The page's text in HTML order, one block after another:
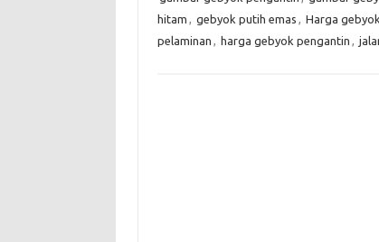
hitam , gebyok putih emas , Harga
pelaminan , harga gebyok pengantin ,